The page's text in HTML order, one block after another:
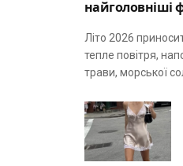
найголовніші
Літо 2026
тепле повітря,
трави, морської